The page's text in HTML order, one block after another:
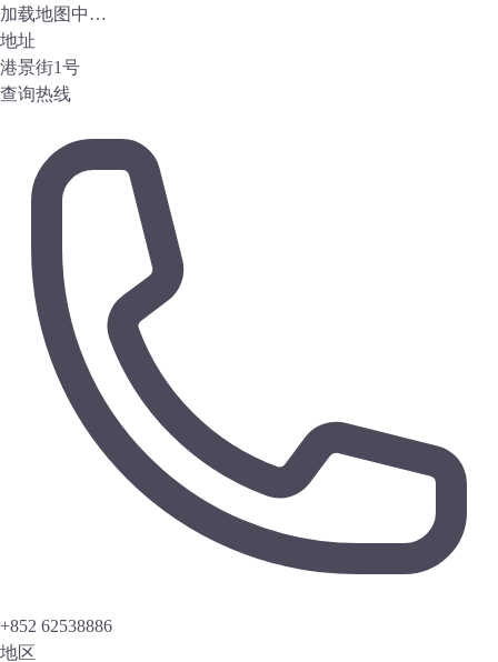
加载地图中…
地址
港景街1号
查询热线
+852 62538886
地区